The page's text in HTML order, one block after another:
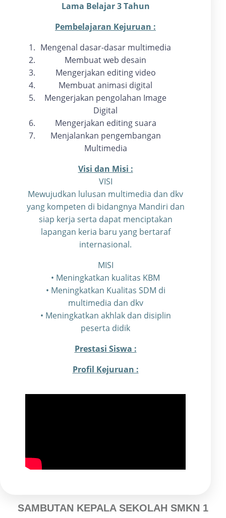
Lama Belajar 3 Tahun
Pembelajaran Kejuruan :
Mengenal dasar-dasar multimedia
Membuat web desain
Mengerjakan editing video
Membuat animasi digital
Mengerjakan pengolahan Image
Digital
Mengerjakan editing suara
Menjalankan pengembangan
Multimedia
Visi dan Misi :
VISI
Mewujudkan lulusan multimedia dan dkv
yang kompeten di bidangnya Mandiri dan
siap kerja serta dapat menciptakan
lapangan keria baru yang bertaraf
internasional.
MISI
• Meningkatkan kualitas KBM
• Meningkatkan Kualitas SDM di
multimedia dan dkv
• Meningkatkan akhlak dan disiplin
peserta didik
Prestasi Siswa :
Profil Kejuruan :
SAMBUTAN KEPALA SEKOLAH SMKN 1